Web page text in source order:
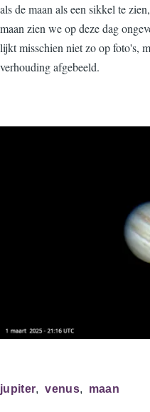
als de maan als een sikkel te
maan zien we op deze dag
lijkt misschien niet zo op foto's,
verhouding afgebeeld.
jupiter venus maan